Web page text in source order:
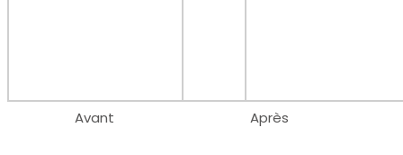
Avant Après